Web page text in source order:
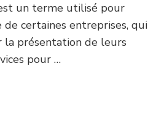
un terme utilisé pour
certaines entreprises, qui
la présentation de leurs
pour …